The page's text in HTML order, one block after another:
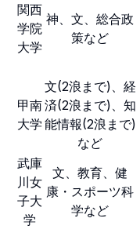
関西
学院
大学
神、文、総合政
策など
甲南
大学
文(2浪まで)、経
済(2浪まで)、知
能情報(2浪まで)
など
武庫
川女
子大
学
文、教育、健
康・スポーツ科
学など